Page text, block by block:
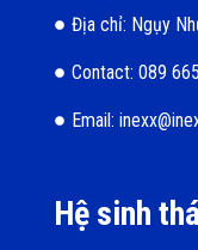
Địa chỉ: Ngụy
Contact: 089
Email:
Hệ sinh